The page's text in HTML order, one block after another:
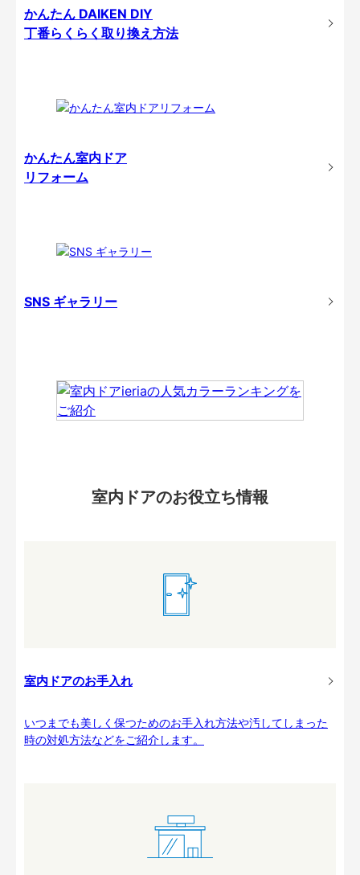
かんたん DAIKEN DIY
丁番らくらく取り換え方法
かんたん室内ドア
リフォーム
SNS ギャラリー
室内ドアのお役立ち情報
室内ドアのお手入れ
いつまでも美しく保つためのお手入れ方法や汚してしまった
時の対処方法などをご紹介します。